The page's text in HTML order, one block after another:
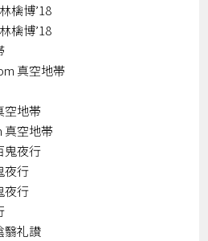
檎博’18
檎博’18
真空地帯
空地帯
真空地帯
鬼夜行
夜行
夜行
翳礼讃